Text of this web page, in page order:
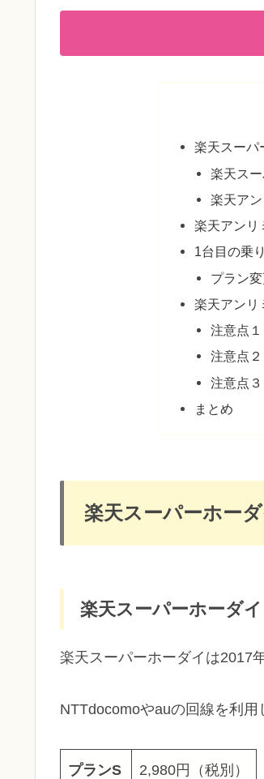
楽天スーパ
楽天ス
楽天ア
楽天アンリ
1台目の乗
プラン
楽天アンリ
注意点
注意点
注意点
まとめ
楽天スーパーホー
楽天スーパーホーダ
楽天スーパーホーダイは2017
NTTdocomoやauの回線を利用
プランS 2,980円（税別）